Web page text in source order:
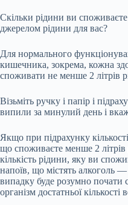
Скільки рідини ви
джерелом рідини для вас?
Для нормального
кишечника, зокрема, кожна
споживати не менше 2 літрів
Візьміть ручку і папір і
випили за минулий день і
Якщо при підрахунку
що споживаєте менше 2
кількість рідини, яку ви
напоїв, що містять алкоголь
випадку буде розумно почати
організм достатньої кількості